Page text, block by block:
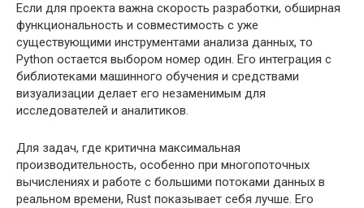
Если для проекта важна скорость разработки, обширная
функциональность и совместимость с уже
существующими инструментами анализа данных, то
Python остается выбором номер один. Его интеграция с
библиотеками машинного обучения и средствами
визуализации делает его незаменимым для
исследователей и аналитиков.
Для задач, где критична максимальная
производительность, особенно при многопоточных
вычислениях и работе с большими потоками данных в
реальном времени, Rust показывает себя лучше. Его